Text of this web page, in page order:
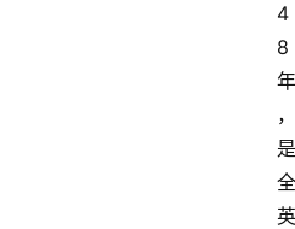
4
8
年
，
是
全
英